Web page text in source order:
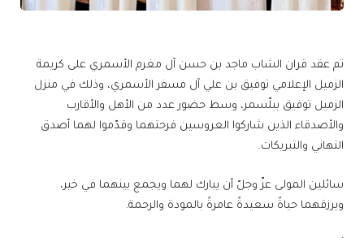
تم عقد قران الشاب ماجد بن حسن آل مغرم الأسمري على كريمة
الزميل الإعلامي توفيق بن علي آل مسفر الأسمري، وذلك في منزل
الزميل توفيق ببلّسمر، وسط حضور عدد من الأهل والأقارب
والأصدقاء الذين شاركوا العروسين فرحتهما وقدّموا لهما أصدق
التهاني والتبريكات.
سائلين المولى عزّ وجلّ أن يبارك لهما ويجمع بينهما في خير،
ويرزقهما حياةً سعيدةً عامرةً بالمودة والرحمة.